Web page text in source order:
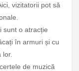
vizitatorii pot să
sunt o atracție
în armuri și cu
de muzică